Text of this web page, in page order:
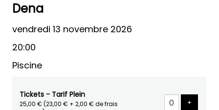
Dena
vendredi 13 novembre 2026
20:00
Piscine
Tickets - Tarif Plein
25,00 € (23,00 € + 2,00 € de frais
+